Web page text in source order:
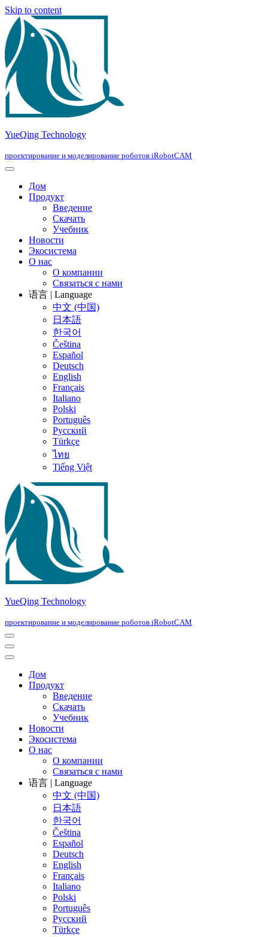
Skip to content
YueQing Technology
проектирование и моделирование роботов iRobotCAM
Дом
Продукт
Введение
Скачать
Учебник
Новости
Экосистема
О нас
О компании
Связаться с нами
语言 | Language
中文 (中国)
日本語
한국어
Čeština
Español
Deutsch
English
Français
Italiano
Polski
Português
Русский
Türkçe
ไทย
Tiếng Việt
YueQing Technology
проектирование и моделирование роботов iRobotCAM
Navigation
Menu
Navigation
Menu
Дом
Продукт
Введение
Скачать
Учебник
Новости
Экосистема
О нас
О компании
Связаться с нами
语言 | Language
中文 (中国)
日本語
한국어
Čeština
Español
Deutsch
English
Français
Italiano
Polski
Português
Русский
Türkçe